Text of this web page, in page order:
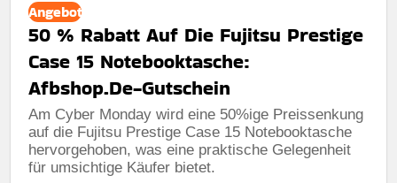
Angebot
50 % Rabatt Auf Die Fujitsu Prestige
Case 15 Notebooktasche:
Afbshop.De-Gutschein
Am Cyber ​​Monday wird eine 50%ige Preissenkung
auf die Fujitsu Prestige Case 15 Notebooktasche
hervorgehoben, was eine praktische Gelegenheit
für umsichtige Käufer bietet.